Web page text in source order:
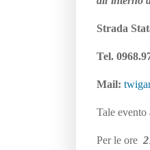
Strada
Tel.
Mail:
Tale
Per le ore